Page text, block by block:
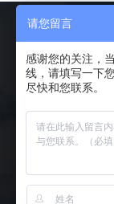
请您留言
感谢您的关注，
线，请填写一下
尽快和您联系。